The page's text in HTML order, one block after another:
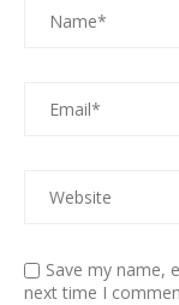
Save my name,
next time I